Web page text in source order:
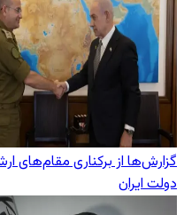
گزارش‌ها از برکناری مقام‌های
دولت ایران